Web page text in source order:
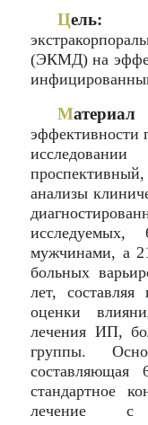
Цель:
(ЭКМД) на
М
эффективности
анализы
мужчинами, а
больных
лет,
оценки
лечения ИП,
группы.
составляющая
стандартное
лечение с